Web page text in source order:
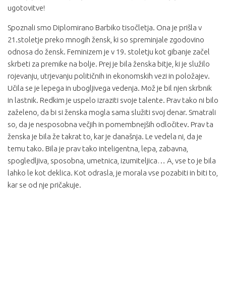
ugotovitve!
Spoznali smo Diplomirano Barbiko tisočletja. Ona je prišla v
21.stoletje preko mnogih žensk, ki so spreminjale zgodovino
odnosa do žensk. Feminizem je v 19. stoletju kot gibanje začel
skrbeti za premike na bolje. Prej je bila ženska bitje, ki je služilo
rojevanju, utrjevanju političnih in ekonomskih vezi in položajev.
Učila se je lepega in ubogljivega vedenja. Mož je bil njen skrbnik
in lastnik. Redkim je uspelo izraziti svoje talente. Prav tako ni bilo
zaželeno, da bi si ženska mogla sama služiti svoj denar. Smatrali
so, da je nesposobna večjih in pomembnejših odločitev. Prav ta
ženska je bila že takrat to, kar je današnja. Le vedela ni, da je
temu tako. Bila je prav tako inteligentna, lepa, zabavna,
spogledljiva, sposobna, umetnica, izumiteljica… A, vse to je bila
lahko le kot deklica. Kot odrasla, je morala vse pozabiti in biti to,
kar se od nje pričakuje.